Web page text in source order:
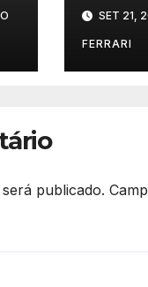
SET 21,
FERRARI
publicado.